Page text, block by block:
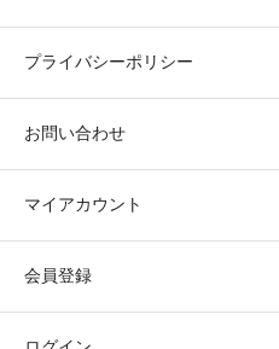
プライバシーポリシー
お問い合わせ
マイアカウント
会員登録